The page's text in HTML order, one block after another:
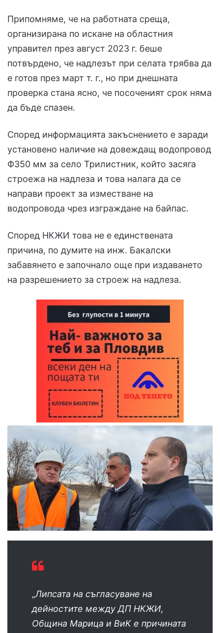
Припомняме, че на работната среща,
организирана по искане на областния
управител през август 2023 г. беше
потвърдено, че надлезът при селата трябва да
е готов през март т. г., но при днешната
проверка стана ясно, че посоченият срок няма
да бъде спазен.
Според информацията закъснението е заради
установено наличие на довеждащ водопровод
Ф350 мм за село Трилистник, който засяга
строежа на надлеза и това налага да се
направи проект за изместване на
водопровода чрез изграждане на байпас.
Според НКЖИ това не е единствената
причина, по думите на инж. Бакалски
забавянето е започнало още при издаването
на разрешението за строеж на надлеза.
„Липсата на съгласуване на
дейностите между ДП НКЖИ,
Община Марица и ВиК е причината